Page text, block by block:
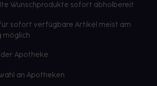
Wunschprodukte sofort abholbereit
sofort verfügbare Artikel meist am
möglich
der Apotheke
an Apotheken